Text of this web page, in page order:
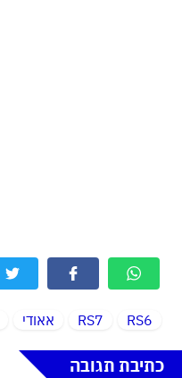
RS6
RS7 אאודי
כתיבת תגובה